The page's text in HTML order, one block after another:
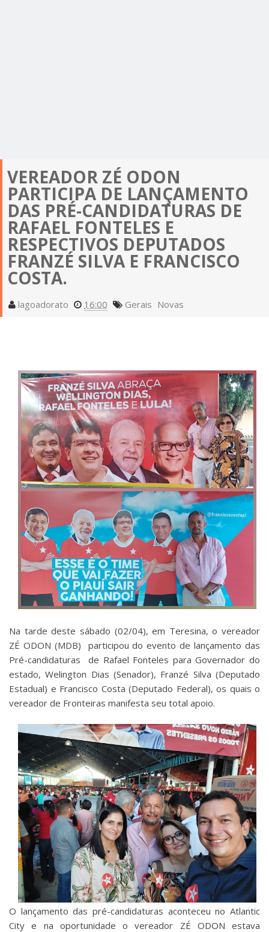
VEREADOR ZÉ ODON
PARTICIPA DE LANÇAMENTO
DAS PRÉ-CANDIDATURAS DE
RAFAEL FONTELES E
RESPECTIVOS DEPUTADOS
FRANZÉ SILVA E FRANCISCO
COSTA.
lagoadorato 16:00 Gerais Novas
Na tarde deste sábado (02/04), em Teresina, o vereador
ZÉ ODON (MDB) participou do evento de lançamento das
Pré-candidaturas de Rafael Fonteles para Governador do
estado, Welington Dias (Senador), Franzé Silva (Deputado
Estadual) e Francisco Costa (Deputado Federal), os quais o
vereador de Fronteiras manifesta seu total apoio.
O lançamento das pré-candidaturas aconteceu no Atlantic
City e na oportunidade o vereador ZÉ ODON estava